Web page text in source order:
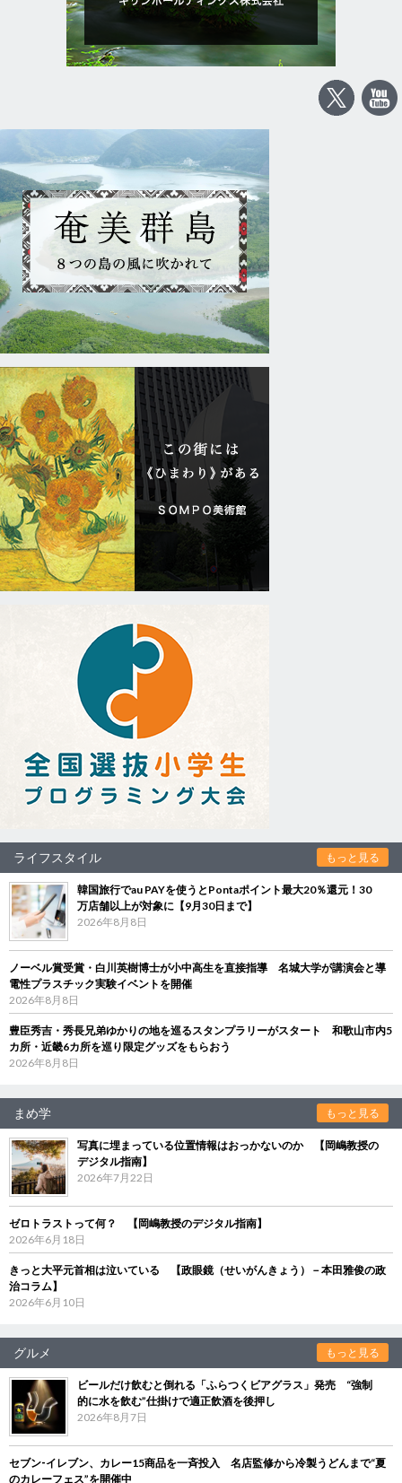
ライフスタイル もっと見る
韓国旅行でau PAYを使うとPontaポイント最大20％還元！30
万店舗以上が対象に【9月30日まで】
2026年8月8日
ノーベル賞受賞・白川英樹博士が小中高生を直接指導 名城大学が講演会と導
電性プラスチック実験イベントを開催
2026年8月8日
豊臣秀吉・秀長兄弟ゆかりの地を巡るスタンプラリーがスタート 和歌山市内5
カ所・近畿6カ所を巡り限定グッズをもらおう
2026年8月8日
まめ学 もっと見る
写真に埋まっている位置情報はおっかないのか 【岡嶋教授の
デジタル指南】
2026年7月22日
ゼロトラストって何？ 【岡嶋教授のデジタル指南】
2026年6月18日
きっと大平元首相は泣いている 【政眼鏡（せいがんきょう）－本田雅俊の政
治コラム】
2026年6月10日
グルメ もっと見る
ビールだけ飲むと倒れる「ふらつくビアグラス」発売 “強制
的に水を飲む”仕掛けで適正飲酒を後押し
2026年8月7日
セブン‐イレブン、カレー15商品を一斉投入 名店監修から冷製うどんまで“夏
のカレーフェス”を開催中